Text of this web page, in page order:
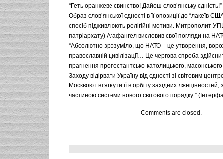
“Геть оранжеве свинство! Дайош слов’янську єдність!”
Образ слов’янської єдності в її опозиції до “лакеїв
спосіб підживлюють релігійні мотиви. Митрополит
патріархату) Агафангел висловив свої погляди на
“Абсолютно зрозуміло, що НАТО – це утворення,
православній цивілізації… Це чергова спроба
прагнення протестантсько-католицького,
Заходу відірвати Україну від єдності зі світовим
Москвою і втягнути її в орбіту західних лжецінностей,
частиною системи нового світового порядку ”
Comments are closed.